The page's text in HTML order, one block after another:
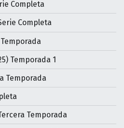
Completa
Completa
Temporada 1
Temporada
Temporada